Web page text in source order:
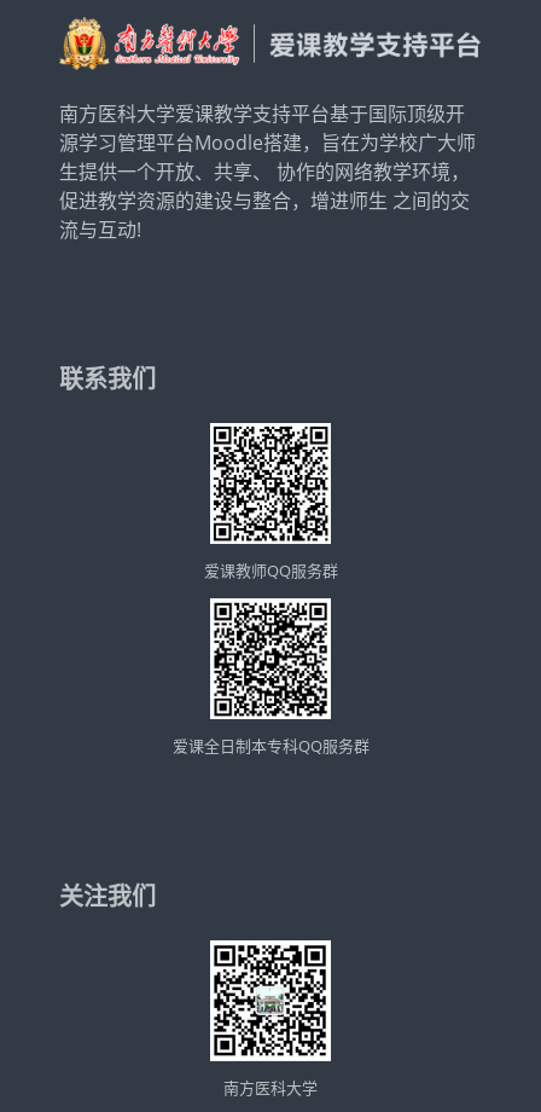
南方医科大学爱课教学支持平台基于国际顶级开
源学习管理平台Moodle搭建，旨在为学校广大师
生提供一个开放、共享、 协作的网络教学环境，
促进教学资源的建设与整合，增进师生 之间的交
流与互动!
联系我们
爱课教师QQ服务群
爱课全日制本专科QQ服务群
关注我们
南方医科大学